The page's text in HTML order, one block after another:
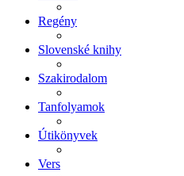
Regény
Slovenské knihy
Szakirodalom
Tanfolyamok
Útikönyvek
Vers